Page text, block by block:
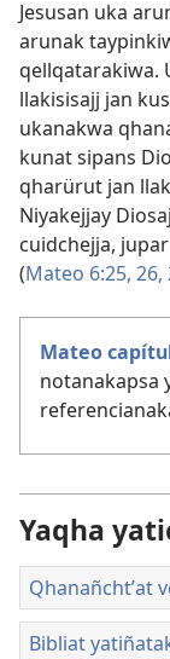
Jesusan uka
arunak
qellqatarakiwa.
llakisisajj jan
ukanakwa
kunat sipans
qharürut jan
Niyakejjay
cuidchejja,
(Mateo 6:25, 26,
Mateo
notanakapsa
Yaqha
Qhanañchtʼat
Bibliat